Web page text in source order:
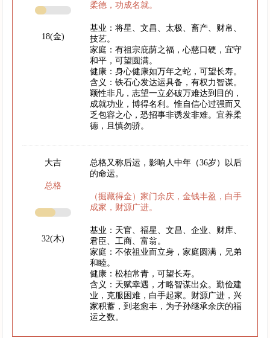
18(金)
柔德，功成名就。
基业：将星、文昌、太极、畜产、财帛、
技艺。
家庭：有祖宗庇荫之福，心慈口硬，宜守
和平，可望圆满。
健康：身心健康如万年之蛇，可望长寿。
含义：铁石心发达运具备，有权力智谋。
颖性非凡，志望一立必破万难达到目的，
成就功业，博得名利。惟自信心过强而又
乏包容之心，恐招事非诱发非难。宜养柔
德，且慎勿骄。
大吉
总格
32(木)
总格又称后运，影响人中年（36岁）以后
的命运。
（掘藏得金）家门余庆，金钱丰盈，白手
成家，财源广进。
基业：天官、福星、文昌、企业、财库、
君臣、工商、富翁。
家庭：不依祖业而立身，家庭圆满，兄弟
和睦。
健康：松柏常青，可望长寿。
含义：天赋幸遇，才略智谋出众。勤俭建
业，克服困难，白手起家。财源广进，兴
家积蓄，到老愈丰，为子孙继承余庆的福
运之数。